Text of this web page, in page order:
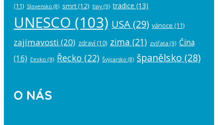
(11) Slovensko (8) smrt(12) tipy (9) tradice (13)
UNESCO (103) USA (29) vánoce (11)
zajímavosti (20) zdraví (10) zima (21) zvířata (9) Čína
(16) česko (9) Řecko (22) Švýcarsko (8) španělsko (28)
O NÁS